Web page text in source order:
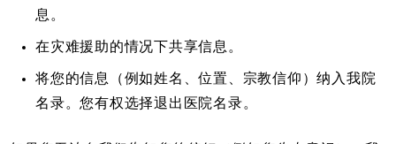
息。
在灾难援助的情况下共享信息。
将您的信息（例如姓名、位置、宗教信仰）纳入我院
名录。您有权选择退出医院名录。